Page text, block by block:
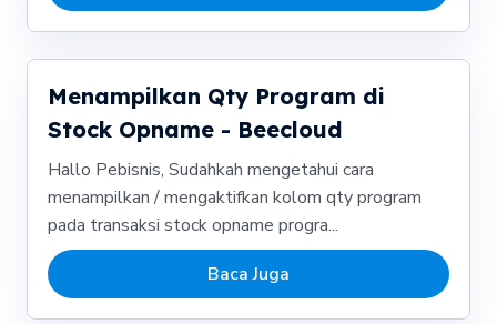
Menampilkan Qty Program di
Stock Opname - Beecloud
Hallo Pebisnis, Sudahkah mengetahui cara
menampilkan / mengaktifkan kolom qty program
pada transaksi stock opname progra...
Baca Juga